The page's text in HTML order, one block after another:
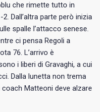
che rimette tutto in
Dall’altra parte però inizia
spalle l’attacco senese.
ci pensa Regoli a
76. L’arrivo è
i liberi di Gravaghi, a cui
Dalla lunetta non trema
Matteoni deve alzare